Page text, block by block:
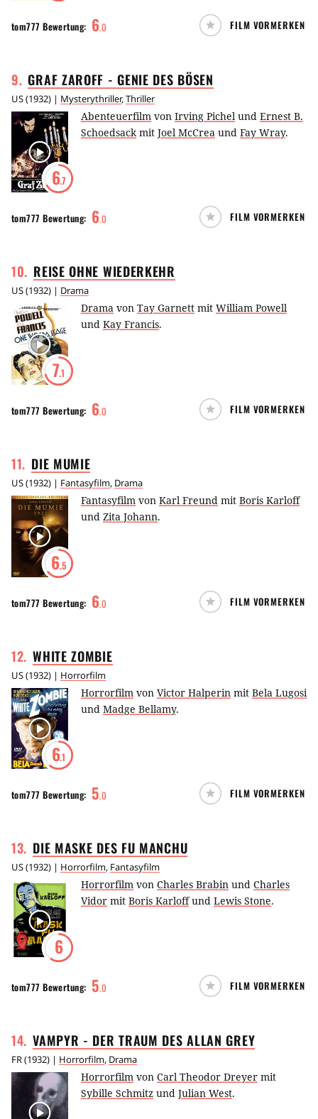
tom777 Bewertung: 6.0 FILM VORMERKEN
9. GRAF ZAROFF - GENIE DES BÖSEN
US(1932) | Mysterythriller,Thriller
6.7
Abenteuerfilm von Irving Pichel und Ernest B.
Schoedsackmit Joel McCrea und Fay Wray.
tom777 Bewertung: 6.0 FILM VORMERKEN
10. REISE OHNE WIEDERKEHR
US(1932) | Drama
7.1
Drama von Tay Garnett mit William Powell
und Kay Francis.
tom777 Bewertung: 6.0 FILM VORMERKEN
11. DIE MUMIE
US(1932) | Fantasyfilm, Drama
6.5
Fantasyfilm von Karl Freund mit Boris Karloff
und Zita Johann.
tom777 Bewertung: 6.0 FILM VORMERKEN
12. WHITEZOMBIE
US(1932) | Horrorfilm
6.1
Horrorfilm von Victor Halperin mit Bela Lugosi
und Madge Bellamy.
tom777 Bewertung: 5.0 FILM VORMERKEN
13. DIE MASKE DES FU MANCHU
US(1932) | Horrorfilm, Fantasyfilm
6
Horrorfilm von Charles Brabin und Charles
Vidor mit Boris Karloffund Lewis Stone.
tom777 Bewertung: 5.0 FILM VORMERKEN
14. VAMPYR - DER TRAUM DES ALLANGREY
FR(1932) | Horrorfilm, Drama
Horrorfilm von Carl Theodor Dreyer mit
Sybille Schmitz und Julian West.